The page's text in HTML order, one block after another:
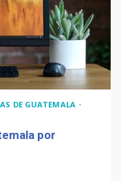
DE GUATEMALA
por